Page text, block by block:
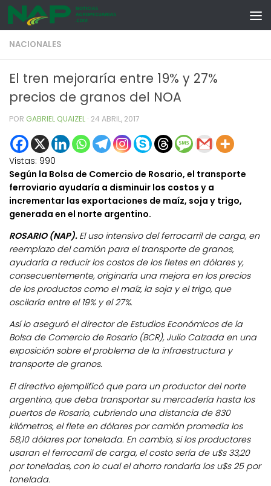
Skip to content
NACIONALES
El tren mejoraría entre 19% y 27%
precios de granos del NOA
POR GABRIEL QUAIZEL · 24 ABRIL, 2017
Vistas: 990
Según la Bolsa de Comercio de Rosario, el transporte
ferroviario ayudaría a disminuir los costos y a
incrementar las exportaciones de maíz, soja y trigo,
generada en el norte argentino.
ROSARIO (NAP). El uso intensivo del ferrocarril de carga, en
reemplazo del camión para el transporte de granos,
ayudaría a reducir los costos de los fletes en dólares y,
consecuentemente, originaría una mejora en los precios
de los productos como el maíz, la soja y el trigo, que
oscilaría entre el 19% y el 27%.
Así lo aseguró el director de Estudios Económicos de la
Bolsa de Comercio de Rosario (BCR), Julio Calzada en una
exposición sobre el problema de la infraestructura y
transporte de granos.
El directivo ejemplificó que para un productor del norte
argentino, que deba transportar su mercadería hasta los
puertos de Rosario, cubriendo una distancia de 830
kilómetros, el flete en dólares por camión promedia los
58,10 dólares por tonelada. En cambio, si los productores
usaran el ferrocarril de carga, el costo sería de u$s 33,20
por toneladas, con lo cual el ahorro rondaría los u$s 25 por
tonelada.